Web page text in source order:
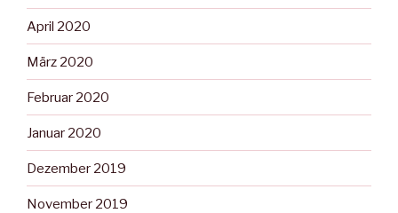
April 2020
März 2020
Februar 2020
Januar 2020
Dezember 2019
November 2019